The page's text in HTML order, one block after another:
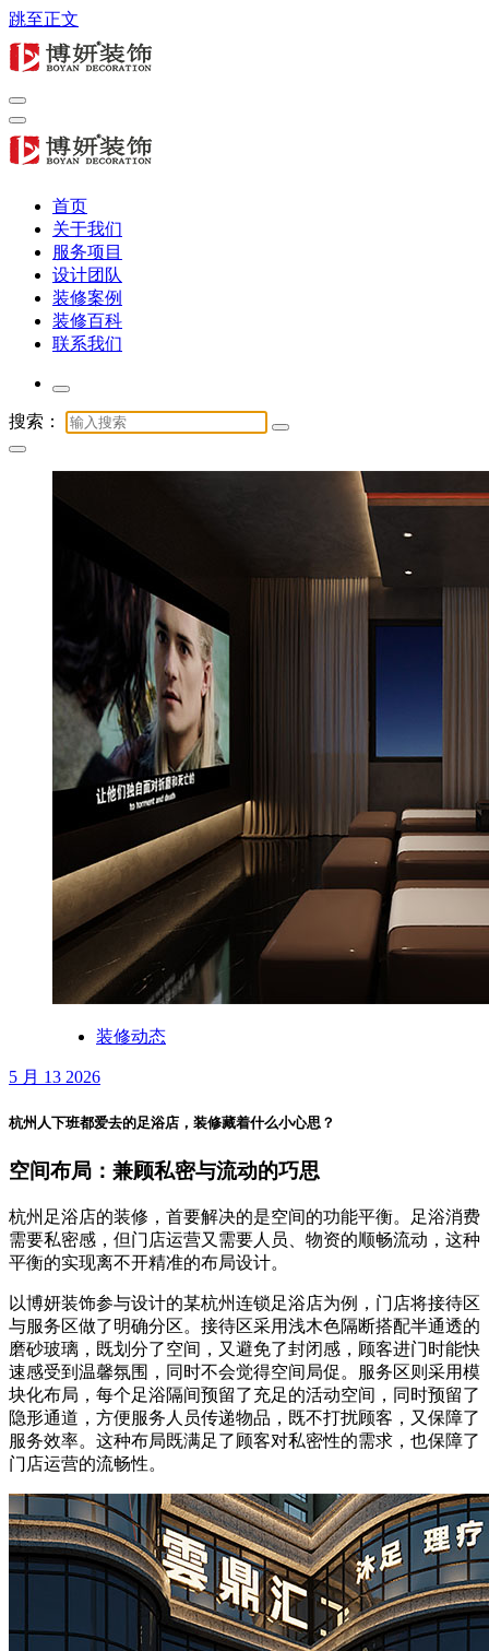
跳至正文
专注商业公装16年，提供办公室、酒店、店铺与展厅全链路服
务
专注商业公装16年，提供办公室、酒店、店铺与展厅全链路服
首页
关于我们
服务项目
设计团队
装修案例
装修百科
联系我们
搜索：
装修动态
5 月 13 2026
杭州人下班都爱去的足浴店，装修藏着什么小心思？
空间布局：兼顾私密与流动的巧思
杭州足浴店的装修，首要解决的是空间的功能平衡。足浴消费
需要私密感，但门店运营又需要人员、物资的顺畅流动，这种
平衡的实现离不开精准的布局设计。
以博妍装饰参与设计的某杭州连锁足浴店为例，门店将接待区
与服务区做了明确分区。接待区采用浅木色隔断搭配半通透的
磨砂玻璃，既划分了空间，又避免了封闭感，顾客进门时能快
速感受到温馨氛围，同时不会觉得空间局促。服务区则采用模
块化布局，每个足浴隔间预留了充足的活动空间，同时预留了
隐形通道，方便服务人员传递物品，既不打扰顾客，又保障了
服务效率。这种布局既满足了顾客对私密性的需求，也保障了
门店运营的流畅性。